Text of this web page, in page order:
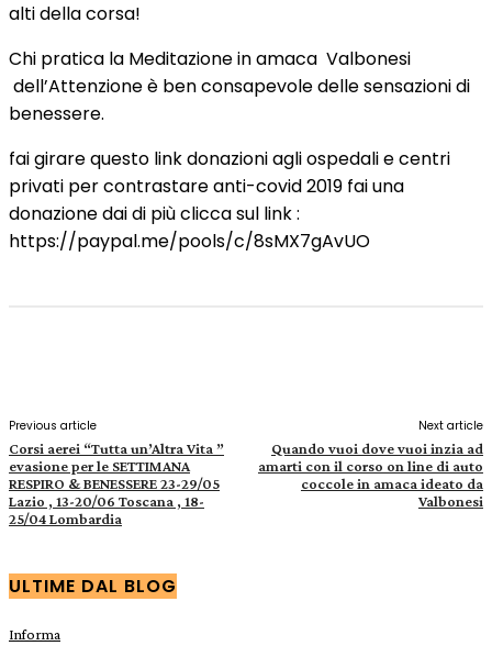
alti della corsa!
Chi pratica la Meditazione in amaca Valbonesi
dell’Attenzione è ben consapevole delle sensazioni di
benessere.
fai girare questo link donazioni agli ospedali e centri
privati per contrastare anti-covid 2019 fai una
donazione dai di più clicca sul link :
https://paypal.me/pools/c/8sMX7gAvUO
Previous article
Corsi aerei “Tutta un’Altra Vita ”
evasione per le SETTIMANA
RESPIRO & BENESSERE 23-29/05
Lazio , 13-20/06 Toscana , 18-
25/04 Lombardia
Next article
Quando vuoi dove vuoi inzia ad
amarti con il corso on line di auto
coccole in amaca ideato da
Valbonesi
ULTIME DAL BLOG
Informa